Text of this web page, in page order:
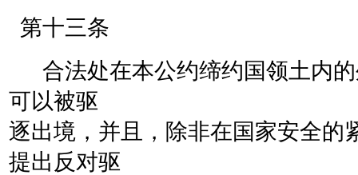
第十三条
合法处在本公约缔约国领土内的
可以被驱
逐出境，并且，除非在国家安全的
提出反对驱